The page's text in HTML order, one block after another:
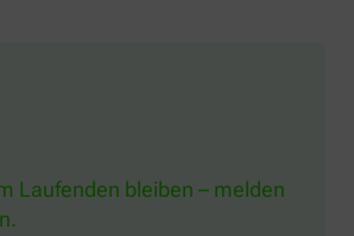
Laufenden bleiben – melden